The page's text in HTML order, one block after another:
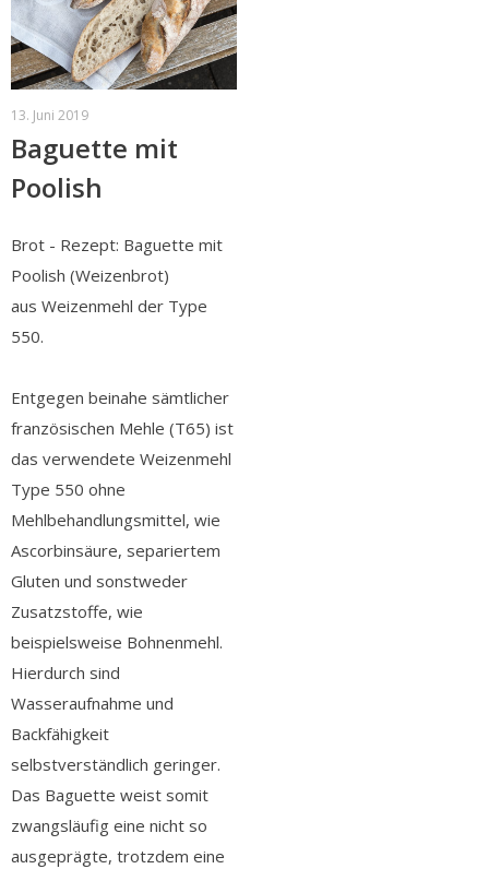
13. Juni 2019
Baguette mit
Poolish
Brot - Rezept: Baguette mit
Poolish (Weizenbrot)
aus Weizenmehl der Type
550.
Entgegen beinahe sämtlicher
französischen Mehle (T65) ist
das verwendete Weizenmehl
Type 550 ohne
Mehlbehandlungsmittel, wie
Ascorbinsäure, separiertem
Gluten und sonstweder
Zusatzstoffe, wie
beispielsweise Bohnenmehl.
Hierdurch sind
Wasseraufnahme und
Backfähigkeit
selbstverständlich geringer.
Das Baguette weist somit
zwangsläufig eine nicht so
ausgeprägte, trotzdem eine